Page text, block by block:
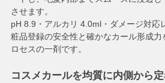
させます。
pH 8.9・アルカリ 4.0ml・ダメージ対応
粧品登録の安全性と確かなカール形成
ロセスの一剤です。
コスメカールを均質に内側から